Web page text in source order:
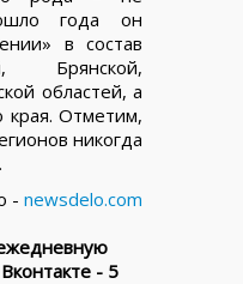
года он
в состав
Брянской,
областей, а
края. Отметим,
никогда
- newsdelo.com
- 5